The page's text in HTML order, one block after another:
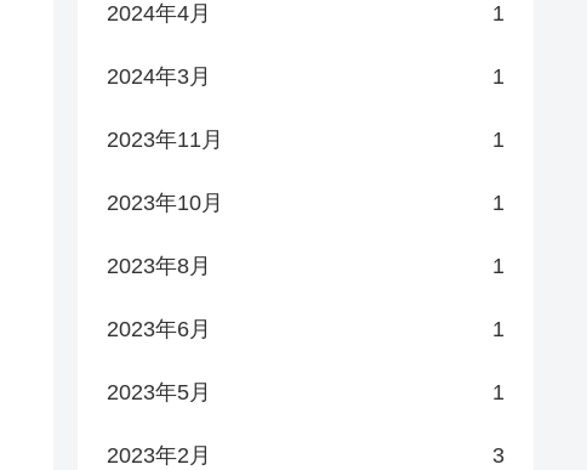
2024年4月 1
2024年3月 1
2023年11月 1
2023年10月 1
2023年8月 1
2023年6月 1
2023年5月 1
2023年2月 3